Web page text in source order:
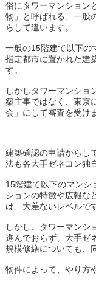
俗にタワーマンション
物」と呼ばれる、一般
らして違います。
一般の15階建て以下の
指定都市に置かれた建
す。
しかしタワーマンショ
築主事ではなく、東京
会」にして審査を受け
建築確認の申請からし
法も各大手ゼネコン独
15階建て以下のマンシ
ションの特徴や広報な
は、大差ないレベルで
しかし、タワーマンシ
進んでおらず、大手ゼ
規模修繕についても、
物件によって、やり方